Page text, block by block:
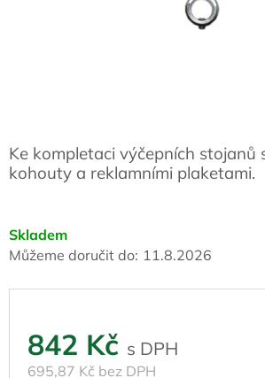
Skladem
Můžeme doručit do: 11.8.2026
842 Kč
695,87 Kč bez DPH
Ke kompletaci výčepních stojanů
kohouty a reklamními plaketami.